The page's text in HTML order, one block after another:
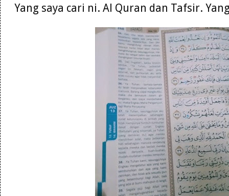
Yang saya cari ni. Al Quran dan Tafsir.